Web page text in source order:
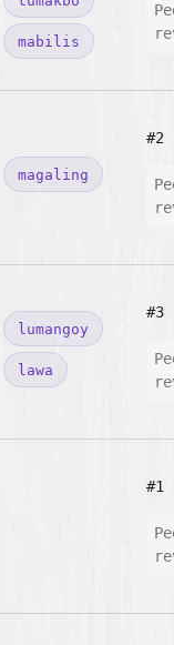
mabilis
magaling
#2
lumangoy
lawa
#3
#1